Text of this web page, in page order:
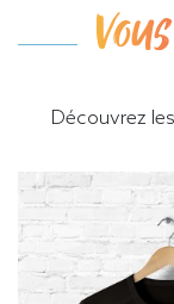
Découvrez